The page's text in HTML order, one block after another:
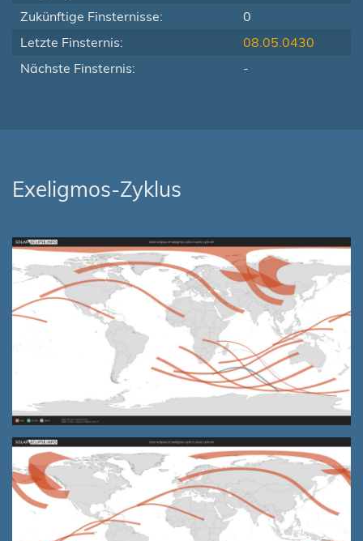
Zukünftige Finsternisse:
0
Letzte Finsternis:
08.05.0430
Nächste Finsternis:
-
Exeligmos-Zyklus